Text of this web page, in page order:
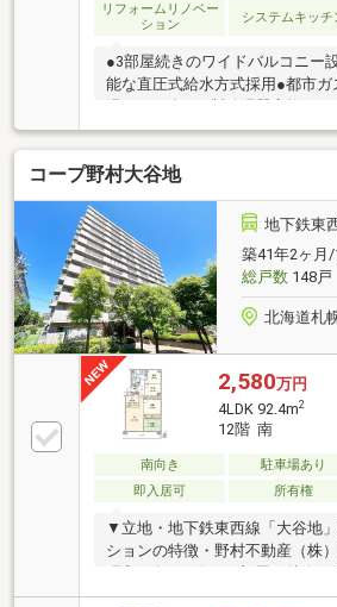
車場使用可能
リフォームリノベー
ション
システムキッチ
●3部屋続きのワイドバルコニー
能な直圧式給水方式採用●都市
アコン設置●2017年(平成29年
ットバス・シャンプードレッサ
一部扉・照明交換 ◇全室クロ
ング貼替え ◇カーペット貼替
ア貼替え等●夜間オートロック
前5時）＆防犯カメラ設置●2戸に
季節用品の収納に便利な屋内ト
年共用部大規模修繕工事済※現状
なります
コープ野村大谷地
地下鉄東
築41年2ヶ月/
総戸数148戸
北海道札
2,580万円
4LDK 92.4m2
12階 南
南向き 駐車場あり
即入居可
所有権
▼立地・地下鉄東西線「大谷
ションの特徴・野村不動産（株
昭和60年7月築▼お部屋の特徴・
（約27.95坪）・バルコニー面積